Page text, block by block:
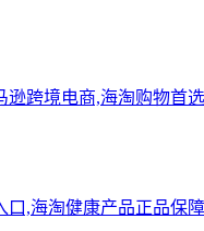
逊跨境电商,海淘购物首
口,海淘健康产品正品保